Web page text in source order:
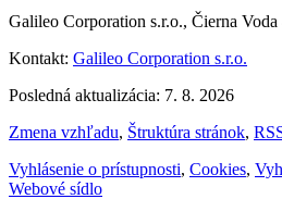
Galileo Corporation s.r.o., Čierna
Kontakt: Galileo Corporation s.r.o.
Posledná aktualizácia: 7. 8. 2026
Zmena vzhľadu, Štruktúra stránok,
Vyhlásenie o prístupnosti, Cookies,
Webové sídlo